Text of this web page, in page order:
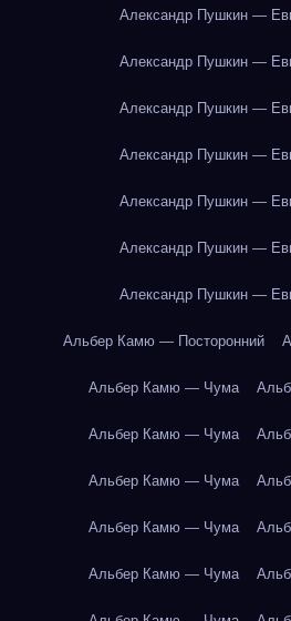
Александр Пушкин —
Александр Пушкин —
Александр Пушкин —
Александр Пушкин —
Александр Пушкин —
Александр Пушкин —
Александр Пушкин —
Альбер Камю — Посторонний
Альбер Камю — Чума
Альбер Камю — Чума
Альбер Камю — Чума
Альбер Камю — Чума
Альбер Камю — Чума